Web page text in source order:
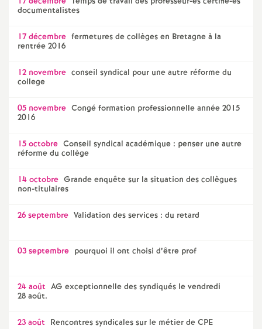
documentalistes
17 décembre fermetures de collèges en Bretagne à la
rentrée 2016
12 novembre conseil syndical pour une autre réforme du
college
05 novembre Congé formation professionnelle année 2015
2016
15 octobre Conseil syndical académique : penser une autre
réforme du collège
14 octobre Grande enquête sur la situation des collègues
non-titulaires
26 septembre Validation des services : du retard
03 septembre pourquoi il ont choisi d’être prof
24 août AG exceptionnelle des syndiqués le vendredi
28 août.
23 août Rencontres syndicales sur le métier de CPE